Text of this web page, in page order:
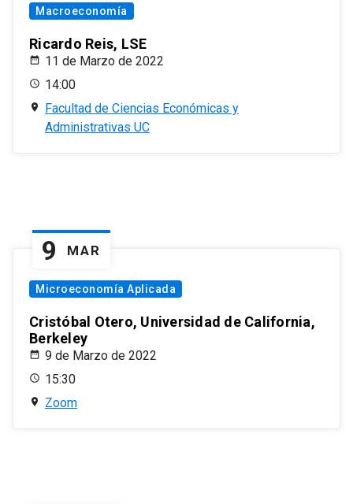
Macroeconomía
Ricardo Reis, LSE
11 de Marzo de 2022
14:00
Facultad de Ciencias Económicas y
Administrativas UC
9 MAR
Microeconomía Aplicada
Cristóbal Otero, Universidad de California,
Berkeley
9 de Marzo de 2022
15:30
Zoom